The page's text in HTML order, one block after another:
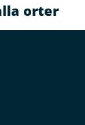
orter